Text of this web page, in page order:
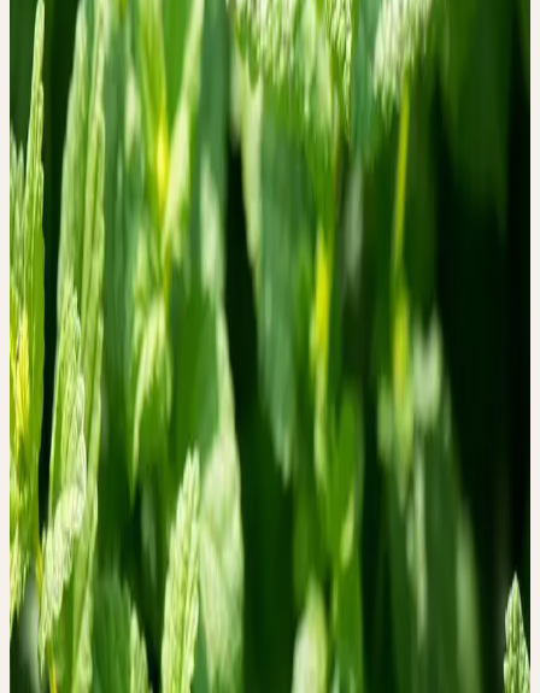
Silybum marianum
Abgrenzung, Schutz, Individualität
Sommer
MEISTERWURZ
Imperatoria / Peucedanum ostruthium
Selbstbewusstsein, Befreiung aus Einengung und Zwang
PFEFFERMINZE
Mentha piperita
Neutralisation des Individuellen, Erfrischung, Entspannung
Sommer
SCHAFGARBE
Achillea millefolium
Unterscheidungsvermögen, Erkenntnis des Wesentlichen
Sommer
TAUSENDGÜLDENKRAUT